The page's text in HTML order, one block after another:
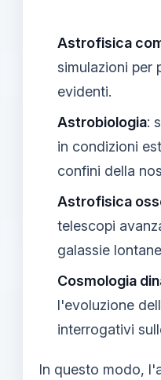
Astrofisica
simulazioni per
evidenti.
Astrobiologia:
in condizioni
confini della
Astrofisica
telescopi
galassie
Cosmologia
l'evoluzione
interrogativi
In questo modo,